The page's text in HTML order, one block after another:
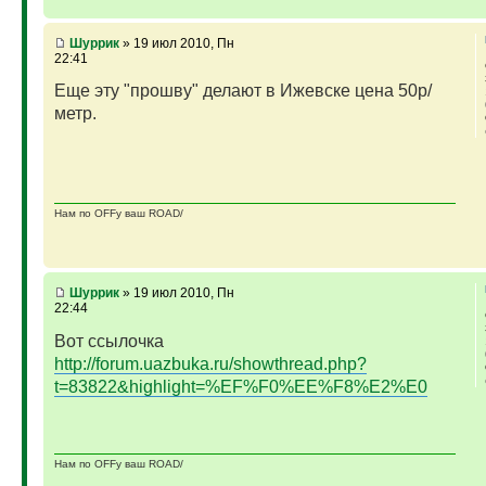
Шуррик» 19 июл 2010, Пн
22:41
Еще эту "прошву" делают в Ижевске цена 50р/
метр.
Нам по OFFу ваш ROAD/
Шуррик» 19 июл 2010, Пн
22:44
Вот ссылочка
http://forum.uazbuka.ru/showthread.php?
t=83822&highlight=%EF%F0%EE%F8%E2%E0
Нам по OFFу ваш ROAD/